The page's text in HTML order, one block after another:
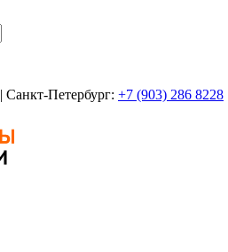
| Санкт-Петербург: +7 (903) 286 8228